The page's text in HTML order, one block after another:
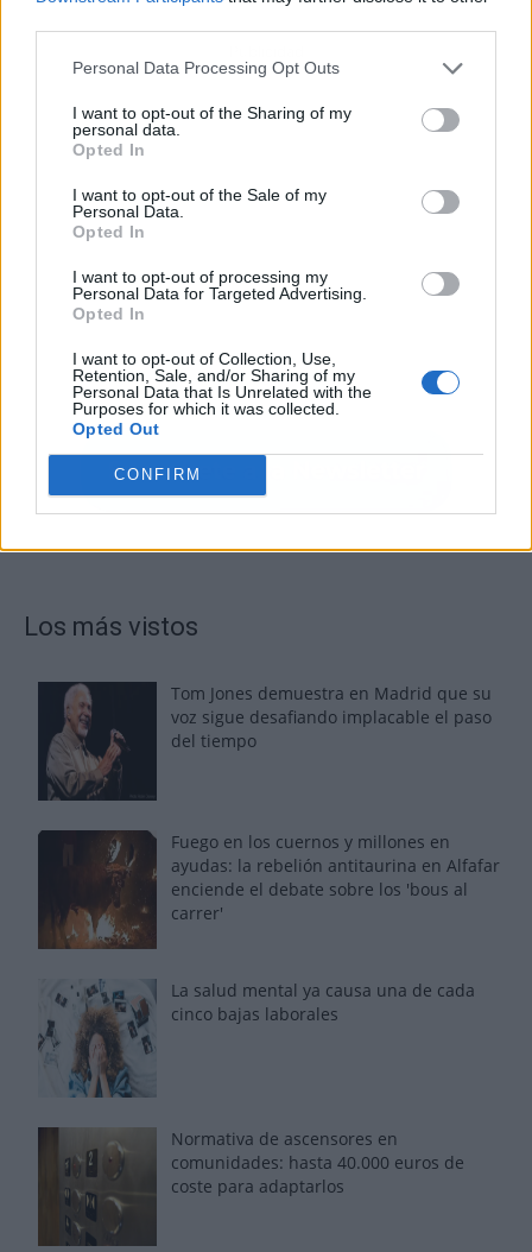
Personal Data Processing Opt Outs
I want to opt-out of the Sharing of my
personal data.
Opted In
I want to opt-out of the Sale of my
Personal Data.
Opted In
I want to opt-out of processing my
Personal Data for Targeted Advertising.
Opted In
I want to opt-out of Collection, Use,
Retention, Sale, and/or Sharing of my
Personal Data that Is Unrelated with the
Purposes for which it was collected.
Opted Out
CONFIRM
Los más vistos
Tom Jones demuestra en Madrid que su
voz sigue desafiando implacable el paso
del tiempo
Fuego en los cuernos y millones en
ayudas: la rebelión antitaurina en Alfafar
enciende el debate sobre los 'bous al
carrer'
La salud mental ya causa una de cada
cinco bajas laborales
Normativa de ascensores en
comunidades: hasta 40.000 euros de
coste para adaptarlos